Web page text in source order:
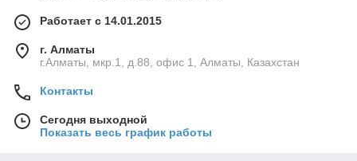
Работает с 14.01.2015
г. Алматы
г.Алматы, мкр.1, д.88, офис 1, Алматы, Казахстан
Контакты
Сегодня выходной
Показать весь график работы